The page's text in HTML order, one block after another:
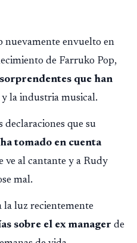
nuevamente envuelto en
de Farruko Pop,
que han
y la industria musical.
declaraciones que su
ha tomado en cuenta
ve al cantante y a Rudy
mal.
la luz recientemente
sobre el ex manager de